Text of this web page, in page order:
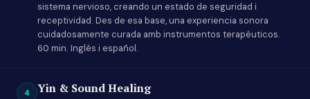
sistema nervioso, creando un estado de seguridad i
receptividad. Des de esa base, una experiencia sonora
cuidadosamente curada amb instrumentos terapéuticos.
60 min. Inglés i español.
4 Yin & Sound Healing